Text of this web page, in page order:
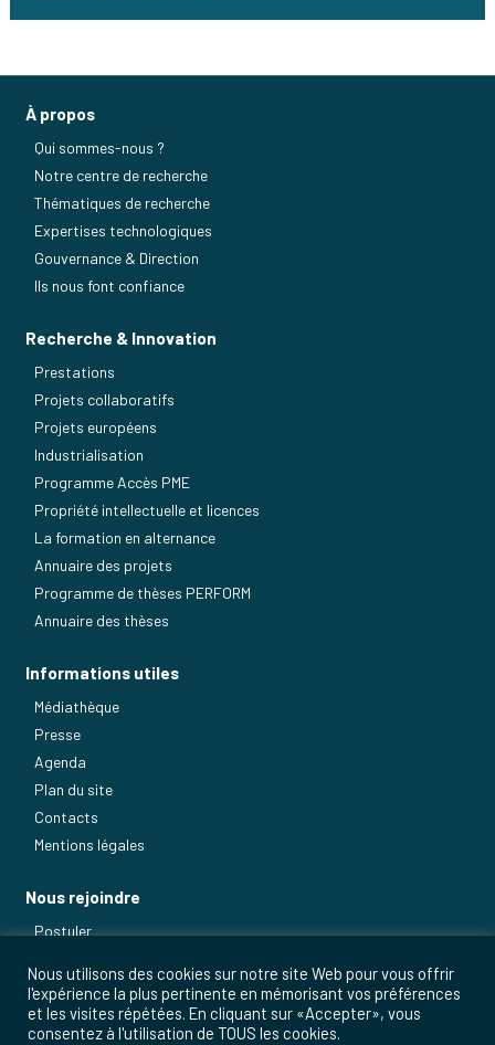
À propos
Qui sommes-nous ?
Notre centre de recherche
Thématiques de recherche
Expertises technologiques
Gouvernance & Direction
Ils nous font confiance
Recherche & Innovation
Prestations
Projets collaboratifs
Projets européens
Industrialisation
Programme Accès PME
Propriété intellectuelle et licences
La formation en alternance
Annuaire des projets
Programme de thèses PERFORM
Annuaire des thèses
Informations utiles
Médiathèque
Presse
Agenda
Plan du site
Contacts
Mentions légales
Nous rejoindre
Postuler
Nous utilisons des cookies sur notre site Web pour vous offrir
l'expérience la plus pertinente en mémorisant vos préférences
et les visites répétées. En cliquant sur «Accepter», vous
consentez à l'utilisation de TOUS les cookies.